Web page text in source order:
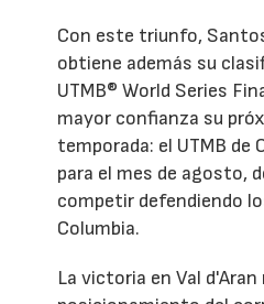
Con este triunfo,
obtiene además su
UTMB® World Series
mayor confianza su
temporada: el UTMB de
para el mes de agosto,
competir defendiendo
Columbia.
La victoria en Val